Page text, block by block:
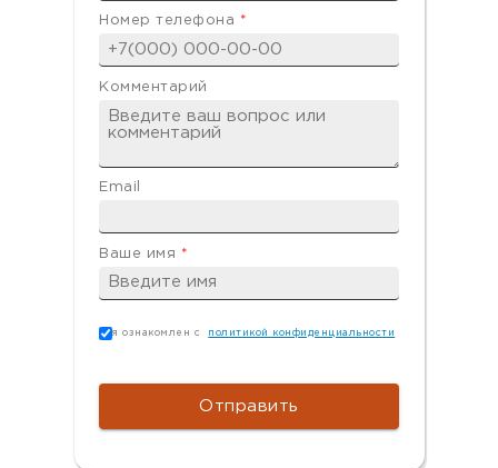
Номер телефона *
Комментарий
Email
Ваше имя *
я ознакомлен с
политикой конфиденциальности